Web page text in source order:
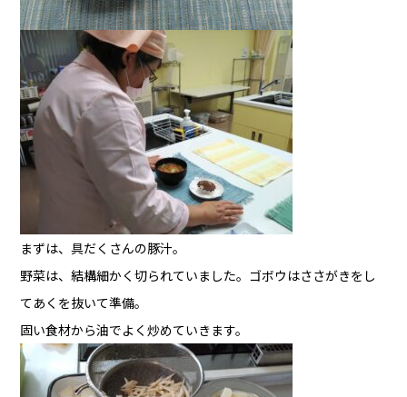
まずは、具だくさんの豚汁。
野菜は、結構細かく切られていました。ゴボウはささがきをし
てあくを抜いて準備。
固い食材から油でよく炒めていきます。